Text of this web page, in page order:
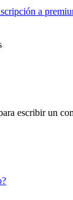
a
escribir un